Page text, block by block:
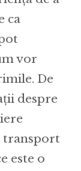
ca
vor
De
despre
transport
este o